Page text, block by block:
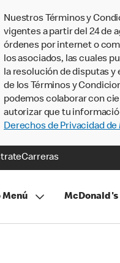
Nuestros Términos y
vigentes a partir del 24 de
órdenes por internet o
los asociados, las cuales
la resolución de disputas y
de los Términos y
podemos colaborar con
autorizar que tu
Derechos de Privacidad de
Carreras
Menú McDonald's